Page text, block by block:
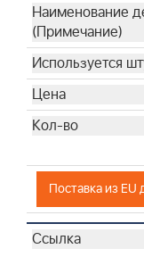
Поставка из EU